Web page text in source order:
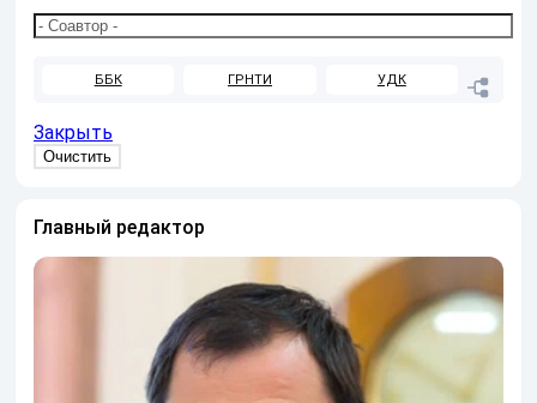
ББК ГРНТИ УДК
Закрыть
Главный редактор